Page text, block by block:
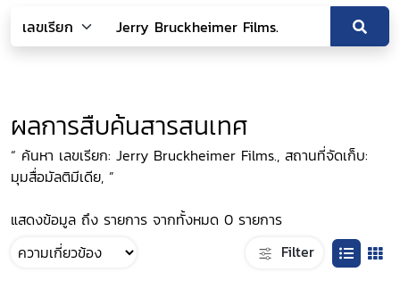
ผลการสืบค้นสารสนเทศ
“ ค้นหา เลขเรียก: Jerry Bruckheimer Films., สถานที่จัดเก็บ:
มุมสื่อมัลติมีเดีย, ”
แสดงข้อมูล ถึง รายการ จากทั้งหมด 0 รายการ
Filter